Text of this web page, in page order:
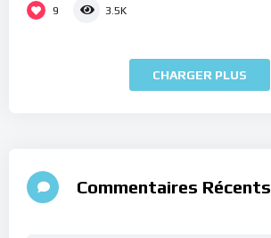
9 3.5K
CHARGER PLUS
Commentaires Récents